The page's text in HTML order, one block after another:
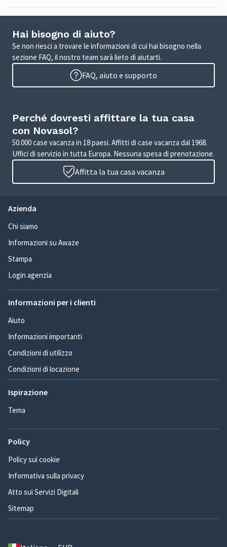
Hai bisogno di aiuto?
Se non riesci a trovare le informazioni di cui hai bisogno nella
sezione FAQ, il nostro team sarà lieto di aiutarti.
FAQ, aiuto e supporto
Perché dovresti affittare la tua casa
con Novasol?
50.000 case vacanza in 18 paesi. Affitti di case vacanza dal 1968.
Uffici di servizio in tutta Europa. Nessuna spesa di prenotazione.
Affitta la tua casa vacanza
Azienda
Chi siamo
Informazioni su Awaze
Stampa
Login agenzia
Informazioni per i clienti
Aiuto
Informazioni importanti
Condizioni di utilizzo
Condizioni di locazione
Ispirazione
Tema
Policy
Policy sui cookie
Informativa sulla privacy
Atto sui Servizi Digitali
Sitemap